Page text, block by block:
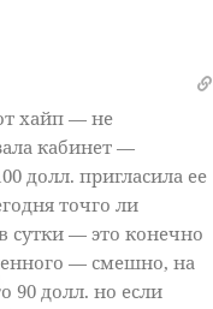
хайп — не
кабинет —
долл. пригласила ее
точго ли
сутки — это конечно
— смешно, на
90 долл. но если